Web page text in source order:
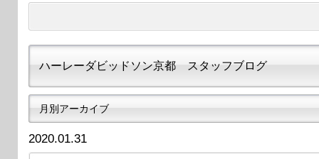
ハーレーダビッドソン京都 スタッフブログ
月別アーカイブ
2020.01.31